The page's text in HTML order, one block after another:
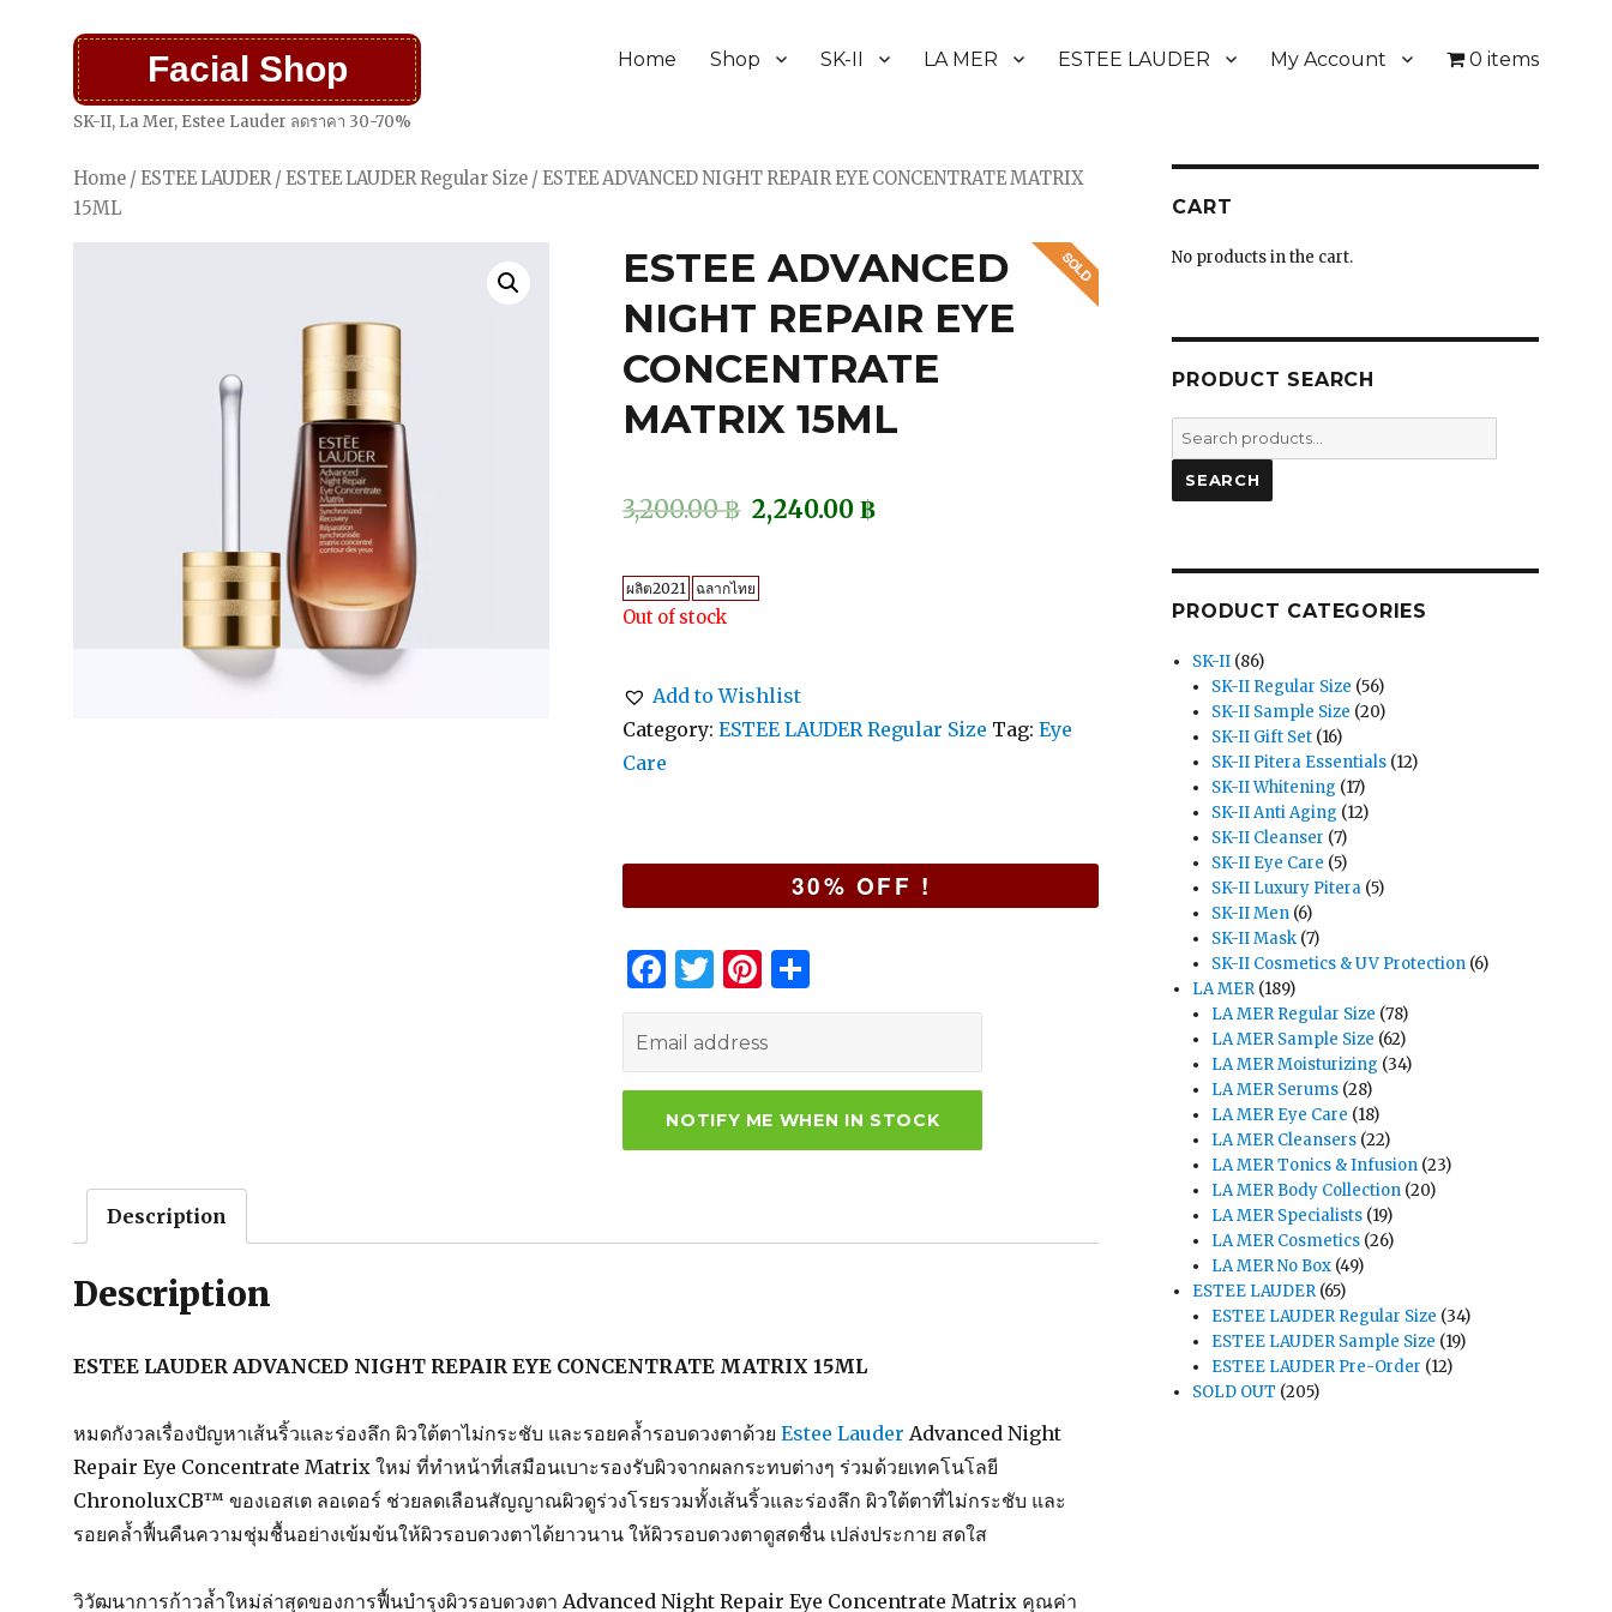
Facial Shop
SK-II, La Mer, Estee Lauder ลดราคา 30-70%
Home Shop SK-II LA MER ESTEE LAUDER My Account 0 items
Home / ESTEE LAUDER/ ESTEE LAUDER Regular Size / ESTEE ADVANCED NIGHT REPAIR EYE CONCENTRATE MATRIX
15ML
ESTEE ADVANCED
NIGHT REPAIR EYE
CONCENTRATE
MATRIX 15ML
3,200.00฿ 2,240.00฿
ผลิต2021 ฉลากไทย
Out of stock
Add to Wishlist
Category:ESTEE LAUDER Regular Size Tag:Eye
Care
30% OFF !
F
a
c
e
b
o
k
T
w
it
te
r
Pi
n
te
re
st
h
e
Description
Description
ESTEE LAUDER ADVANCED NIGHT REPAIR EYE CONCENTRATE MATRIX 15ML
หมดกังวลเรื่องปัญหาเส้นริ้วและร่องลึก ผิวใต้ตาไม่กระชับ และรอยคล้ำรอบดวงตาด้วยEstee Lauder Advanced Night
Repair Eye Concentrate Matrix ใหม่ ที่ทำหน้าที่เสมือนเบาะรองรับผิวจากผลกระทบต่างๆ ร่วมด้วยเทคโนโลยี
ChronoluxCB™ ของเอสเต ลอเดอร์ ช่วยลดเลือนสัญญาณผิวดูร่วงโรยรวมทั้งเส้นริ้วและร่องลึก ผิวใต้ตาที่ไม่กระชับ และ
รอยคล้ำฟื้นคืนความชุ่มชื้นอย่างเข้มข้นให้ผิวรอบดวงตาได้ยาวนาน ให้ผิวรอบดวงตาดูสดชื่น เปล่งประกาย สดใส
วิวัฒนาการก้าวล้ำใหม่ล่าสุดของการฟื้นบำรุงผิวรอบดวงตา Advanced Night Repair Eye Concentrate Matrix คุณค่า
CART
No products in the cart.
PRODUCT SEARCH
Search
for:
SEARCH
PRODUCT CATEGORIES
SK-II (86)
SK-II Regular Size (56)
SK-II Sample Size (20)
SK-II Gift Set (16)
SK-II Pitera Essentials (12)
SK-II Whitening (17)
SK-II Anti Aging (12)
SK-II Cleanser (7)
SK-II Eye Care (5)
SK-II Luxury Pitera (5)
SK-II Men (6)
SK-II Mask (7)
SK-II Cosmetics & UV Protection (6)
LA MER (189)
LA MER Regular Size (78)
LA MER Sample Size (62)
LA MER Moisturizing (34)
LA MER Serums (28)
LA MER Eye Care (18)
LA MER Cleansers (22)
LA MER Tonics & Infusion (23)
LA MER Body Collection (20)
LA MER Specialists (19)
LA MER Cosmetics (26)
LA MER No Box (49)
ESTEE LAUDER (65)
ESTEE LAUDER Regular Size (34)
ESTEE LAUDER Sample Size (19)
ESTEE LAUDER Pre-Order (12)
SOLD OUT (205)